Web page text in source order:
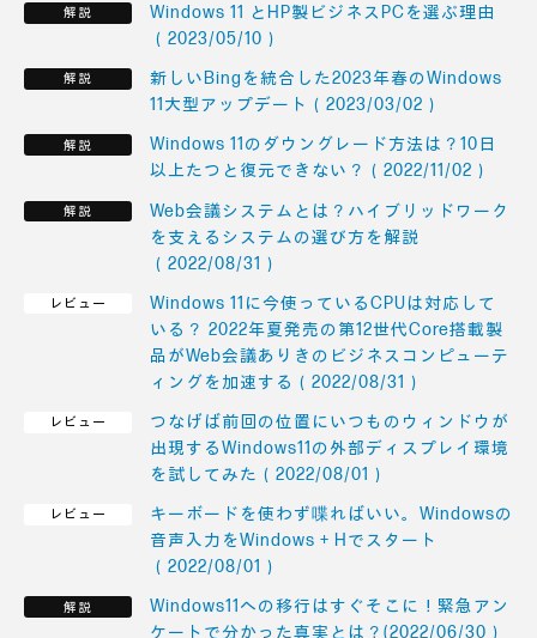
Windows 11 とHP製ビジネスPCを選ぶ理由
（2023/05/10）
新しいBingを統合した2023年春のWindows
11大型アップデート（2023/03/02）
Windows 11のダウングレード方法は？10日
以上たつと復元できない？（2022/11/02）
Web会議システムとは？ハイブリッドワーク
を支えるシステムの選び方を解説
（2022/08/31）
Windows 11に今使っているCPUは対応して
いる？ 2022年夏発売の第12世代Core搭載製
品がWeb会議ありきのビジネスコンピューテ
ィングを加速する（2022/08/31）
つなげば前回の位置にいつものウィンドウが
出現するWindows11の外部ディスプレイ環境
を試してみた（2022/08/01）
キーボードを使わず喋ればいい。Windowsの
音声入力をWindows + Hでスタート
（2022/08/01）
Windows11への移行はすぐそこに！緊急アン
ケートで分かった真実とは？(2022/06/30）